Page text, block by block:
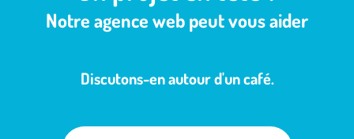
Notre agence web peut vous aider
Discutons-en autour d'un café.